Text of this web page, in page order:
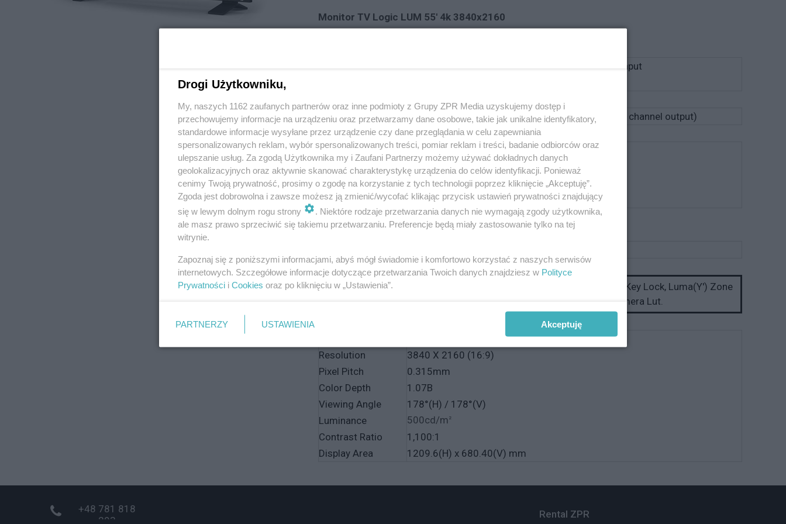
Monitor TV Logic LUM 55' 4k 3840x2160
12G-SDI A/B Channel Input, 3G-SDI C/D Channel Input
1 X BNC 12G/3G/HD/SD SDI Output 1Ch (SDI A/B Selected channel output)
Input Signal
3G SDI
2.970Gbps
HD SDI
1.485Gbps
SD SDI
270Mb/s
HDMI
480i/480p/576i/576p/720p/1080i/1080p/2160p
SDI Input Signal Formats
Audio
FPGA Functions
, 3G-SDI Level A/B, Audio Level Meter Display, Blue Only, Focus Assist, Key Lock, Luma(Y') Zone
Check, Marker, Time Code Display, Waveform/Vector, SingleMode, Camera Lut.
CC-608 ANC, CC-608 LINE 21, CC-708
Resolution
3840 X 2160 (16:9)
Pixel Pitch
0.315mm
Color Depth
1.07B
Viewing Angle
178°(H) / 178°(V)
Luminance
500cd/m 2
Contrast Ratio
1,100:1
Display Area
1209.6(H) x 680.40(V) mm
Rental ZPR
+48 781 818
293
Drogi Użytkowniku,
My, naszych 1162 zaufanych partnerów oraz inne podmioty z Grupy ZPR Media uzyskujemy dostęp i
przechowujemy informacje na urządzeniu oraz przetwarzamy dane osobowe, takie jak unikalne identyfikatory,
standardowe informacje wysyłane przez urządzenie czy dane przeglądania w celu zapewniania
spersonalizowanych reklam, wybór spersonalizowanych treści, pomiar reklam i treści, badanie odbiorców oraz
ulepszanie usług. Za zgodą Użytkownika my i Zaufani Partnerzy możemy używać dokładnych danych
geolokalizacyjnych oraz aktywnie skanować charakterystykę urządzenia do celów identyfikacji. Ponieważ
cenimy Twoją prywatność, prosimy o zgodę na korzystanie z tych technologii poprzez kliknięcie „Akceptuję”.
Zgoda jest dobrowolna i zawsze możesz ją zmienić/wycofać klikając przycisk ustawień prywatności znajdujący
się w lewym dolnym rogu strony
. Niektóre rodzaje przetwarzania danych nie wymagają zgody użytkownika,
ale masz prawo sprzeciwić się takiemu przetwarzaniu. Preferencje będą miały zastosowanie tylko na tej
witrynie.
Zapoznaj się z poniższymi informacjami, abyś mógł świadomie i komfortowo korzystać z naszych serwisów
internetowych. Szczegółowe informacje dotyczące przetwarzania Twoich danych znajdziesz w Polityce
Prywatności i Cookies oraz po kliknięciu w „Ustawienia”.
PARTNERZY USTAWIENIA Akceptuję